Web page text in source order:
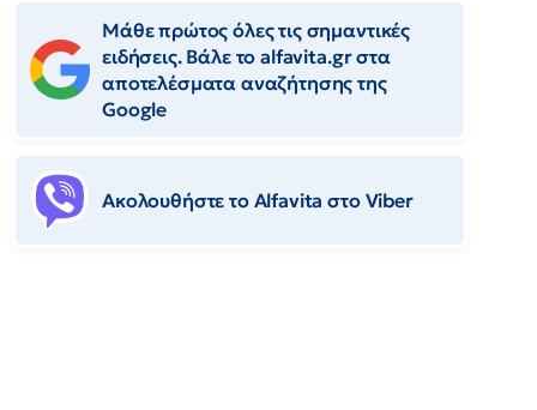
Μάθε πρώτος όλες τις σημαντικές
ειδήσεις. Βάλε το alfavita.gr στα
αποτελέσματα αναζήτησης της
Google
Ακολουθήστε το Αlfavita στο Viber